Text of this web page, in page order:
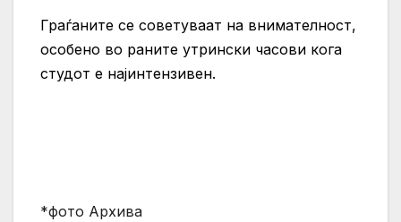
Граѓаните се советуваат на внимателност,
особено во раните утрински часови кога
студот е најинтензивен.
*фото Архива